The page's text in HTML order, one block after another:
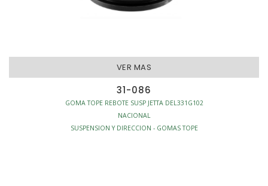
VER MAS
31-086
GOMA TOPE REBOTE SUSP JETTA DEL331G102
NACIONAL
SUSPENSION Y DIRECCION - GOMAS TOPE